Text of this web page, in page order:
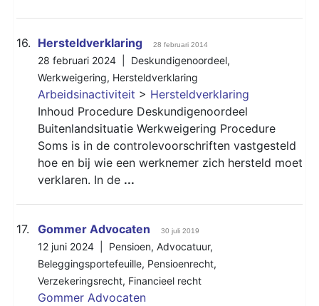
16. Hersteldverklaring 28 februari 2014
28 februari 2024 | Deskundigenoordeel,
Werkweigering, Hersteldverklaring
Arbeidsinactiviteit > Hersteldverklaring
Inhoud Procedure Deskundigenoordeel
Buitenlandsituatie Werkweigering Procedure
Soms is in de controlevoorschriften vastgesteld
hoe en bij wie een werknemer zich hersteld moet
verklaren. In de ...
17. Gommer Advocaten 30 juli 2019
12 juni 2024 | Pensioen, Advocatuur,
Beleggingsportefeuille, Pensioenrecht,
Verzekeringsrecht, Financieel recht
Gommer Advocaten